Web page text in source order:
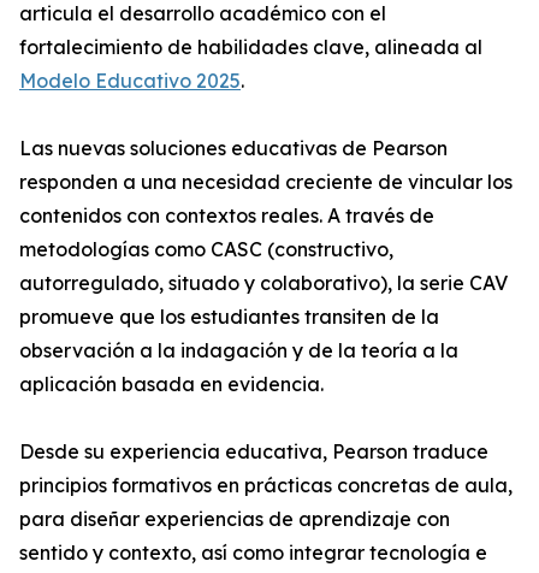
articula el desarrollo académico con el
fortalecimiento de habilidades clave, alineada al
Modelo Educativo 2025.
Las nuevas soluciones educativas de Pearson
responden a una necesidad creciente de vincular los
contenidos con contextos reales. A través de
metodologías como CASC (constructivo,
autorregulado, situado y colaborativo), la serie CAV
promueve que los estudiantes transiten de la
observación a la indagación y de la teoría a la
aplicación basada en evidencia.
Desde su experiencia educativa, Pearson traduce
principios formativos en prácticas concretas de aula,
para diseñar experiencias de aprendizaje con
sentido y contexto, así como integrar tecnología e